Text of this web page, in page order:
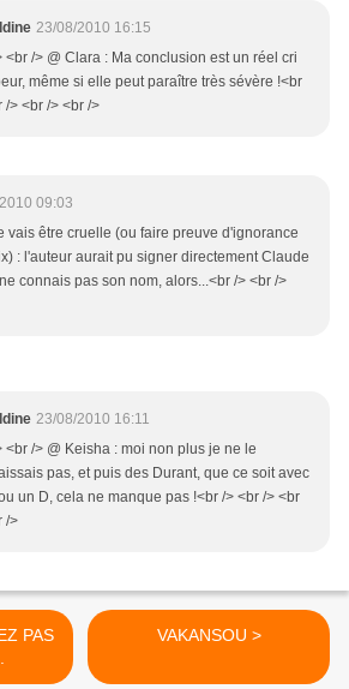
23/08/2010 16:15
<br /> @ Clara : Ma conclusion est un réel cri
même si elle peut paraître très sévère !<br
/> <br /> <br />
09:03
vais être cruelle (ou faire preuve d'ignorance
: l'auteur aurait pu signer directement Claude
connais pas son nom, alors...<br /> <br />
23/08/2010 16:11
<br /> @ Keisha : moi non plus je ne le
pas, et puis des Durant, que ce soit avec
un D, cela ne manque pas !<br /> <br /> <br
/>
VAKANSOU >